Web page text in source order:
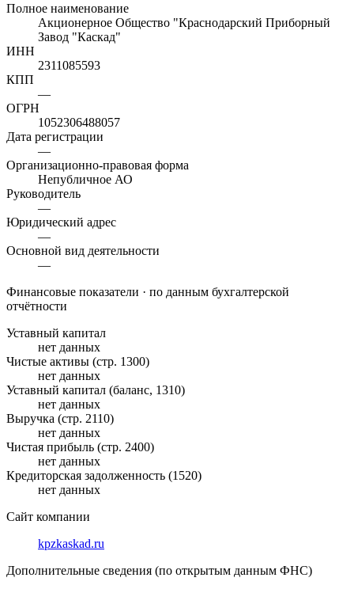
Полное наименование
Акционерное Общество "Краснодарский Приборный
Завод "Каскад"
ИНН
2311085593
КПП
—
ОГРН
1052306488057
Дата регистрации
—
Организационно-правовая форма
Непубличное АО
Руководитель
—
Юридический адрес
—
Основной вид деятельности
—
Финансовые показатели · по данным бухгалтерской
отчётности
Уставный капитал
нет данных
Чистые активы (стр. 1300)
нет данных
Уставный капитал (баланс, 1310)
нет данных
Выручка (стр. 2110)
нет данных
Чистая прибыль (стр. 2400)
нет данных
Кредиторская задолженность (1520)
нет данных
Сайт компании
kpzkaskad.ru
Дополнительные сведения (по открытым данным ФНС)